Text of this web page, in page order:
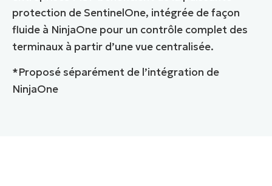
protection de SentinelOne, intégrée de façon
fluide à NinjaOne pour un contrôle complet des
terminaux à partir d’une vue centralisée.
*Proposé séparément de l’intégration de
NinjaOne